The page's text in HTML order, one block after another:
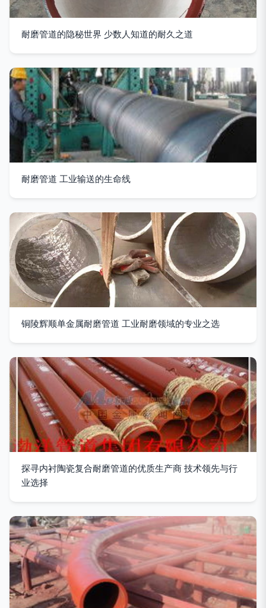
耐磨管道的隐秘世界 少数人知道的耐久之道
耐磨管道 工业输送的生命线
铜陵辉顺单金属耐磨管道 工业耐磨领域的专业之选
探寻内衬陶瓷复合耐磨管道的优质生产商 技术领先与行
业选择